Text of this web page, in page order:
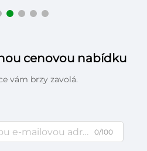
cenovou nabídku
vám brzy zavolá.
0/100